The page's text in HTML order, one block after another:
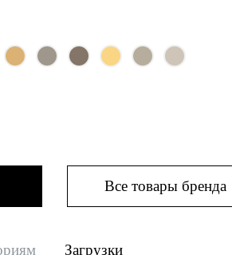
Все товары бренда
Загрузки